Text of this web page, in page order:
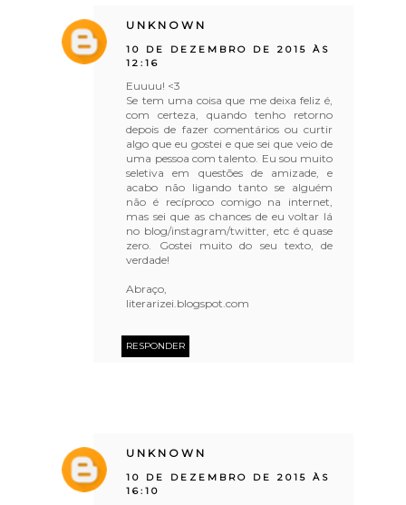
UNKNOWN
10 DE DEZEMBRO DE 2015 ÀS
12:16
Euuuu! <3
Se tem uma coisa que me deixa feliz é,
com certeza, quando tenho retorno
depois de fazer comentários ou curtir
algo que eu gostei e que sei que veio de
uma pessoa com talento. Eu sou muito
seletiva em questões de amizade, e
acabo não ligando tanto se alguém
não é recíproco comigo na internet,
mas sei que as chances de eu voltar lá
no blog/instagram/twitter, etc é quase
zero. Gostei muito do seu texto, de
verdade!
Abraço,
literarizei.blogspot.com
RESPONDER
UNKNOWN
10 DE DEZEMBRO DE 2015 ÀS
16:10